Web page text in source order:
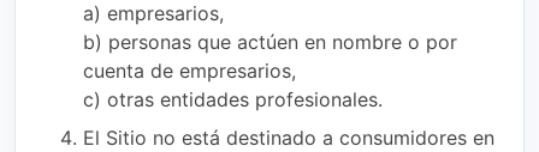
a) empresarios,
b) personas que actúen en nombre o por
cuenta de empresarios,
c) otras entidades profesionales.
El Sitio no está destinado a consumidores en